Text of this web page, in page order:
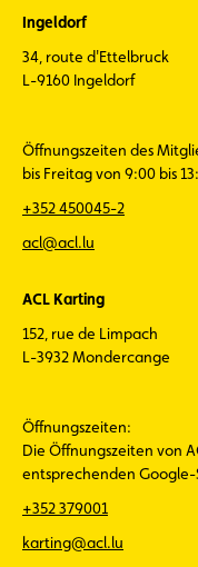
Ingeldorf
34, route d'Ettelbruck
L-9160 Ingeldorf
Öffnungszeiten des
bis Freitag von 9:00 bis
+352 450045-2
acl@acl.lu
ACL Karting
152, rue de Limpach
L-3932 Mondercange
Öffnungszeiten:
Die Öffnungszeiten von
entsprechenden Google-
+352 379001
karting@acl.lu